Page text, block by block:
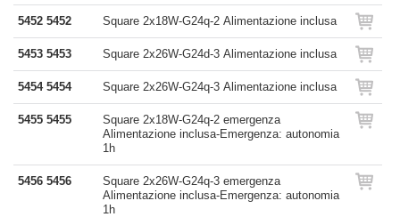
5452 5452 Square 2x18W-G24q-2 Alimentazione inclusa
5453 5453 Square 2x26W-G24d-3 Alimentazione inclusa
5454 5454 Square 2x26W-G24q-3 Alimentazione inclusa
5455 5455
Square 2x18W-G24q-2 emergenza
Alimentazione inclusa-Emergenza: autonomia
1h
5456 5456
Square 2x26W-G24q-3 emergenza
Alimentazione inclusa-Emergenza: autonomia
1h